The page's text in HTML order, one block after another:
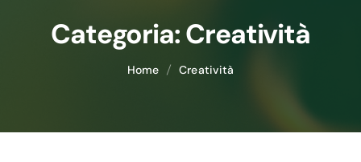
Categoria:Creatività
Home Creatività